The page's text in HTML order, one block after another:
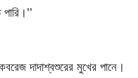
দাদাশ্বশুরের মুখের পানে।